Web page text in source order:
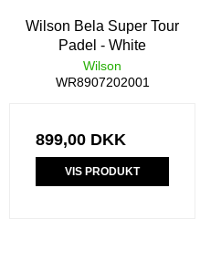
Wilson Bela Super Tour
Padel - White
Wilson
WR8907202001
899,00 DKK
VIS PRODUKT